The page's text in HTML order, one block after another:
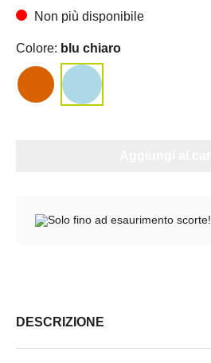
Non più disponibile
Colore: blu chiaro
Solo fino ad esaurimento scorte!
DESCRIZIONE